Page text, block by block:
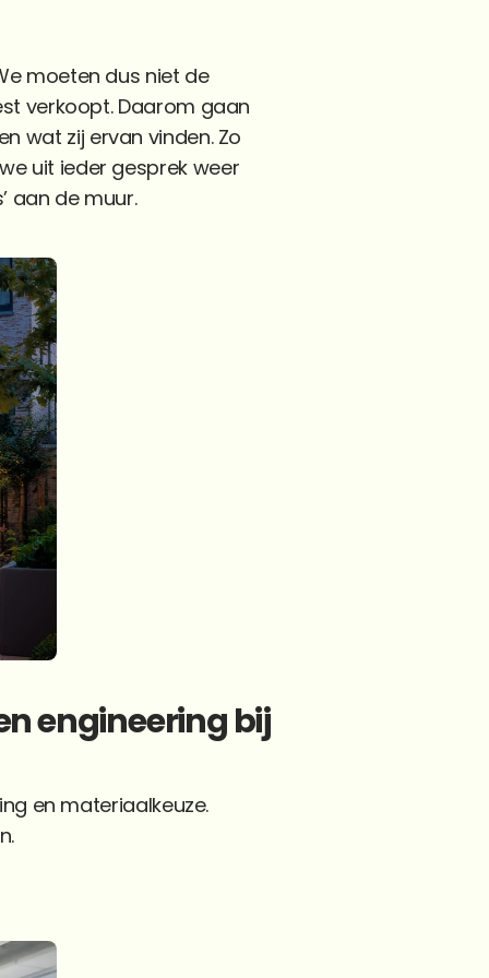
moeten dus niet de
verkoopt. Daarom gaan
wat zij ervan vinden. Zo
uit ieder gesprek weer
aan de muur.
engineering bij
en materiaalkeuze.